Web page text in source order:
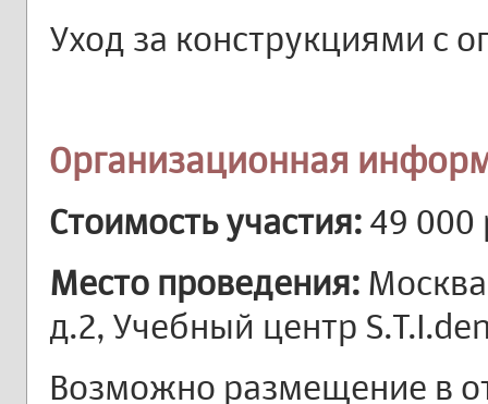
Уход за конструкциями с
Организационная
Стоимость участия: 49 000
Место проведения:
д.2, Учебный центр
Возможно размещение в